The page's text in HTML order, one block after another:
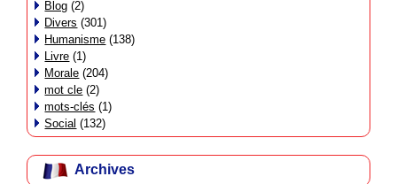
Blog (2)
Divers (301)
Humanisme (138)
Livre (1)
Morale (204)
mot cle (2)
mots-clés (1)
Social (132)
Archives